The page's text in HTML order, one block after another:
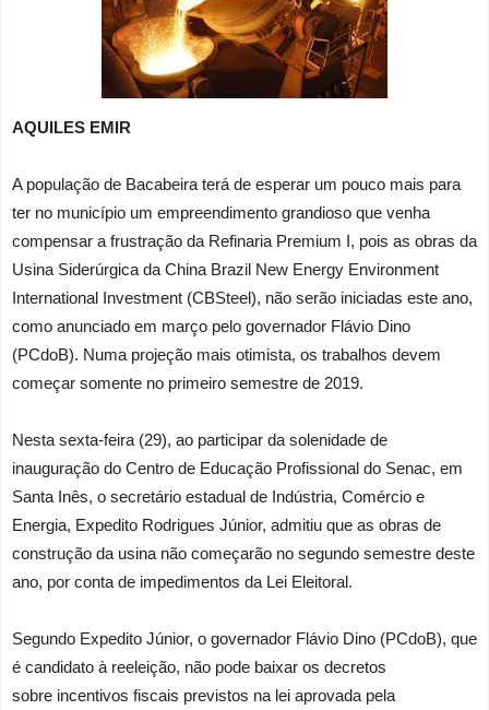
AQUILES EMIR
A população de Bacabeira terá de esperar um pouco mais para
ter no município um empreendimento grandioso que venha
compensar a frustração da Refinaria Premium I, pois as obras da
Usina Siderúrgica da China Brazil New Energy Environment
International Investment (CBSteel), não serão iniciadas este ano,
como anunciado em março pelo governador Flávio Dino
(PCdoB). Numa projeção mais otimista, os trabalhos devem
começar somente no primeiro semestre de 2019.
Nesta sexta-feira (29), ao participar da solenidade de
inauguração do Centro de Educação Profissional do Senac, em
Santa Inês, o secretário estadual de Indústria, Comércio e
Energia, Expedito Rodrigues Júnior, admitiu que as obras de
construção da usina não começarão no segundo semestre deste
ano, por conta de impedimentos da Lei Eleitoral.
Segundo Expedito Júnior, o governador Flávio Dino (PCdoB), que
é candidato à reeleição, não pode baixar os decretos
sobre incentivos fiscais previstos na lei aprovada pela